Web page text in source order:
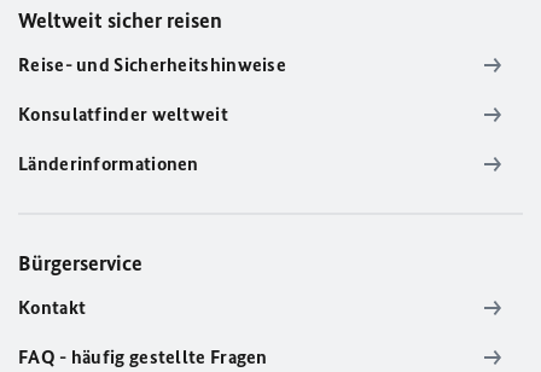
Weltweit sicher reisen
Reise- und Sicherheitshinweise
Konsulatfinder weltweit
Länderinformationen
Bürgerservice
Kontakt
FAQ - häufig gestellte Fragen